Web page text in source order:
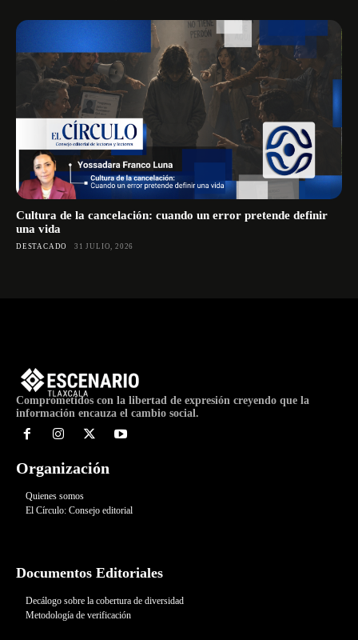
Cultura de la cancelación: cuando un error pretende definir
una vida
DESTACADO 31 JULIO, 2026
Comprometidos con la libertad de expresión creyendo que la
información encauza el cambio social.
Organización
Quienes somos
El Círculo: Consejo editorial
Documentos Editoriales
Decálogo sobre la cobertura de diversidad
Metodología de verificación